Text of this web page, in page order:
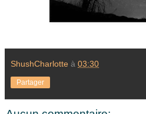
ShushCharlotte à 03:30
Partager